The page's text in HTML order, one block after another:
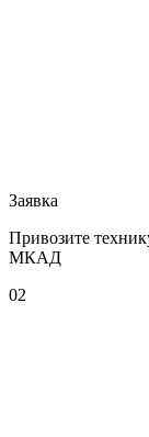
Заявка
Привозите
МКАД
02